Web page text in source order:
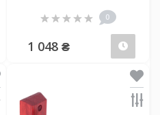
Предзаказ
0
1 048 ₴